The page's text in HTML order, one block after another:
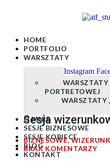
HOME
PORTFOLIO
WARSZTATY
PORTRETOWEJ
WARSZTATY
O MNIE
SESJE BIZNESOWE
SESJE KOBIECE
BLOG
KONTAKT
Instagram
Sesja
BIZNESOWE,
BRAK KOMENTARZY